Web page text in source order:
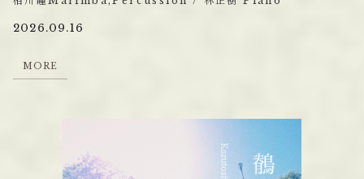
2026.09.16
MORE
MORE